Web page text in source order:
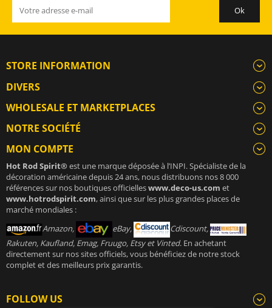
STORE INFORMATION
DIVERS
WHOLESALE ET MARKETPLACES
NOTRE SOCIÉTÉ
MON COMPTE
Hot Rod Spirit®est une marque déposée à l’INPI. Spécialiste de la
décoration américaine depuis 24 ans, nous distribuons nos 8 000
références sur nos boutiques officielleswww.deco-us.com et
www.hotrodspirit.com, ainsi que sur les plus grandes places de
marché mondiales :
Amazon,
eBay,
Cdiscount,
Rakuten, Kaufland, Emag, Fruugo, Etsy et Vinted. En achetant
directement sur nos sites officiels, vous bénéficiez de notre stock
complet et des meilleurs prix garantis.
FOLLOW US